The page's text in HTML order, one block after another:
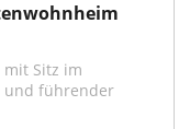
Sitz im
und führender